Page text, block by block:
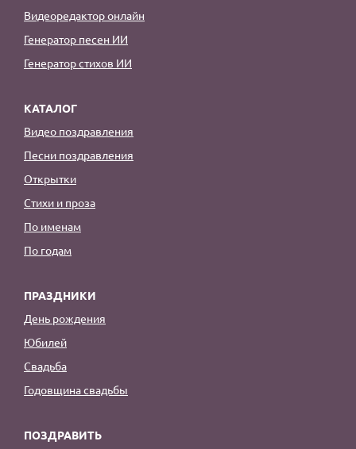
Видеоредактор онлайн
Генератор песен ИИ
Генератор стихов ИИ
КАТАЛОГ
Видео поздравления
Песни поздравления
Открытки
Стихи и проза
По именам
По годам
ПРАЗДНИКИ
День рождения
Юбилей
Свадьба
Годовщина свадьбы
ПОЗДРАВИТЬ